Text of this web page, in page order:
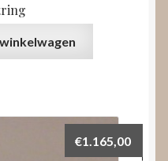
€1.165,00